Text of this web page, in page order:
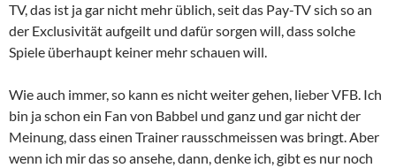
TV, das ist ja gar nicht mehr üblich, seit das Pay-TV sich so an
der Exclusivität aufgeilt und dafür sorgen will, dass solche
Spiele überhaupt keiner mehr schauen will.
Wie auch immer, so kann es nicht weiter gehen, lieber VFB. Ich
bin ja schon ein Fan von Babbel und ganz und gar nicht der
Meinung, dass einen Trainer rausschmeissen was bringt. Aber
wenn ich mir das so ansehe, dann, denke ich, gibt es nur noch